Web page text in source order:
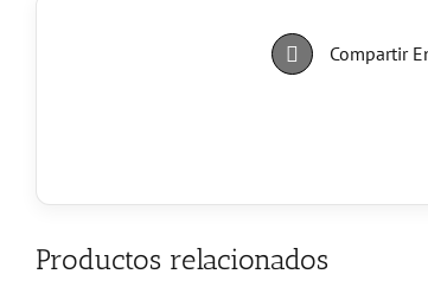
Compartir
Productos relacionados